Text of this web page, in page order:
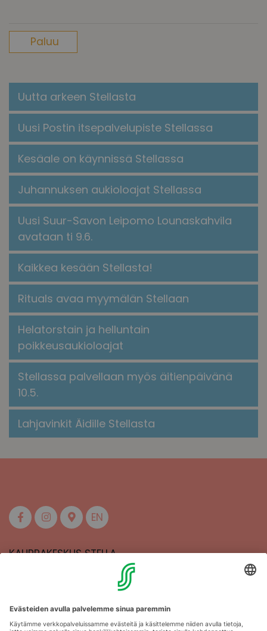
Paluu
Uutta arkeen Stellasta
Uusi Postin itsepalvelupiste Stellassa
Kesäale on käynnissä Stellassa
Juhannuksen aukioloajat Stellassa
Uusi Suur-Savon Leipomo Lounaskahvila
avataan ti 9.6.
Kaikkea kesään Stellasta!
​​Rituals avaa myymälän Stellaan​
Helatorstain ja helluntain
poikkeusaukioloajat
Stellassa palvellaan myös äitienpäivänä
10.5.
Lahjavinkit Äidille Stellasta
EN
KAUPPAKESKUS STELLA
Aukioloajat